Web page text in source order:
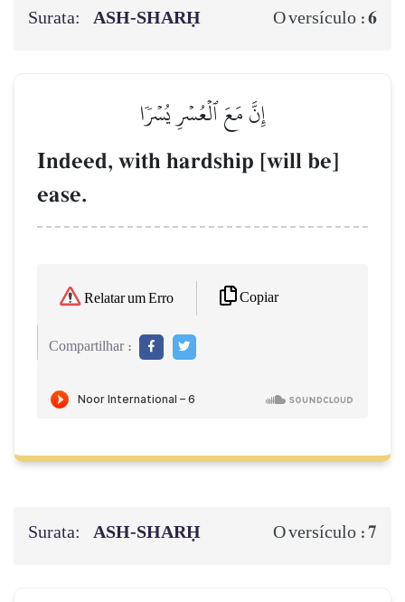
Surata: ASH-SHARḤ O versículo :6
إِنَّ مَعَ ٱلۡعُسۡرِ يُسۡرٗا
Indeed, with hardship [will be]
ease.
Relatar um Erro Copiar
Compartilhar :
Surata: ASH-SHARḤ O versículo :7